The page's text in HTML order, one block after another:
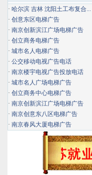
· 哈尔滨 吉林 沈阳土工布复合...
· 创意东区电梯广告
· 南京创新滨江广场电梯广告
· 创立商务电梯广告
· 城市名人电梯广告
· 公交移动电视广告电话
· 南京楼宇电视广告投放电话
· 城市名人广场电梯广告
· 创立商务中心电梯广告
· 南京创新滨江广场电梯广告
· 南京创意东八区电梯广告
· 南京春风大厦电梯广告